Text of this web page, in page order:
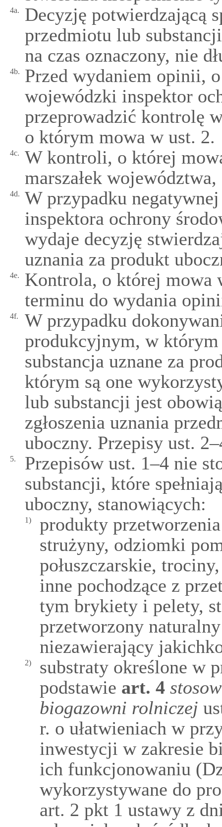
4a.
Decyzję potwierdzającą
przedmiotu lub
na czas oznaczony, nie
4b.
Przed wydaniem opinii,
wojewódzki inspektor
przeprowadzić kontrolę
o którym mowa w ust. 2.
4c.
W kontroli, o której
marszałek
4d.
W przypadku
inspektora ochrony
wydaje decyzję
uznania za produkt
4e.
Kontrola, o której mowa
terminu do wydania
4f.
W przypadku
produkcyjnym, w
substancja uznane za
którym są one
lub substancji jest
zgłoszenia uznania
uboczny. Przepisy ust.
5.
Przepisów ust. 1–4 nie
substancji, które
uboczny, stanowiących:
1)
produkty
strużyny, odziomki
połuszczarskie,
inne pochodzące z
tym brykiety i pelety,
przetworzony
niezawierający
2)
substraty określone w
podstawie art. 4
biogazowni rolniczej
r. o ułatwieniach w
inwestycji w zakresie
ich funkcjonowaniu
wykorzystywane do
art. 2 pkt 1 ustawy z